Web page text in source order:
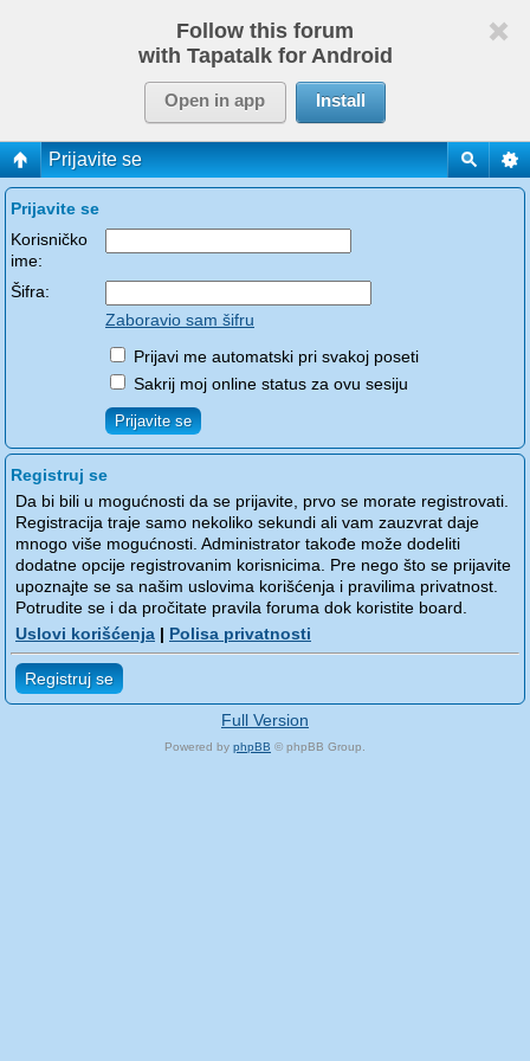
Follow this forum
with Tapatalk for Android
Open in app Install
Prijavite se
Prijavite se
Korisničko
ime:
Šifra:
Zaboravio sam šifru
Prijavi me automatski pri svakoj poseti
Sakrij moj online status za ovu sesiju
Registruj se
Da bi bili u mogućnosti da se prijavite, prvo se morate registrovati.
Registracija traje samo nekoliko sekundi ali vam zauzvrat daje
mnogo više mogućnosti. Administrator takođe može dodeliti
dodatne opcije registrovanim korisnicima. Pre nego što se prijavite
upoznajte se sa našim uslovima korišćenja i pravilima privatnost.
Potrudite se i da pročitate pravila foruma dok koristite board.
Uslovi korišćenja | Polisa privatnosti
Registruj se
Full Version
Powered by phpBB © phpBB Group.